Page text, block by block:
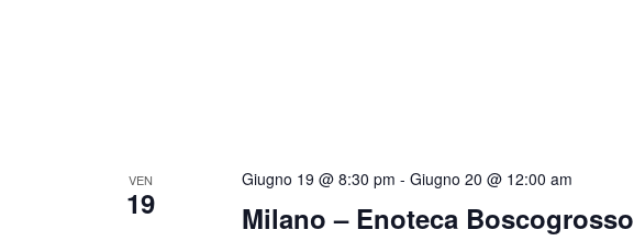
VEN
19 Milano – Enoteca Boscogrosso
Giugno 19 @ 8:30 pm - Giugno 20 @ 12:00 am